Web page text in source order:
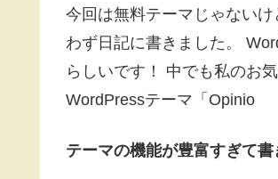
今回は無料テーマじゃない
わず日記に書きました。
らしいです！ 中でも私のお
WordPressテーマ「Opinio
テーマの機能が豊富すぎて